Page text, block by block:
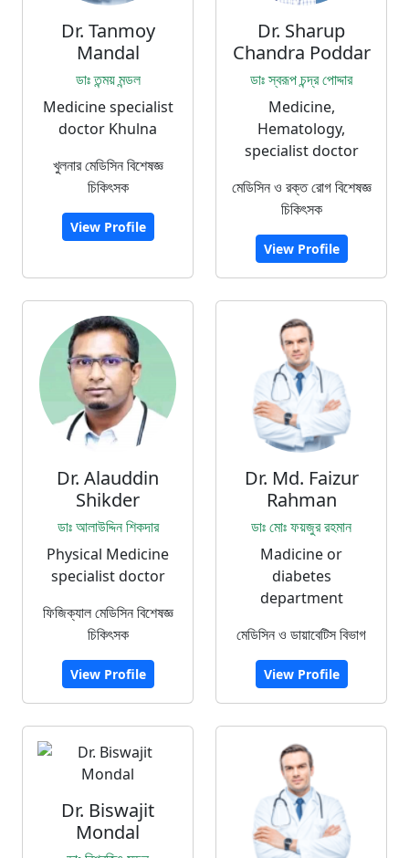
Dr. Tanmoy
Mandal
ডাঃ তন্ময় মন্ডল
Medicine specialist
doctor Khulna
খুলনার মেডিসিন বিশেষজ্ঞ
চিকিৎসক
View Profile
Dr. Sharup
Chandra Poddar
ডাঃ স্বরূপ চন্দ্র পোদ্দার
Medicine,
Hematology,
specialist doctor
মেডিসিন ও রক্ত রোগ বিশেষজ্ঞ
চিকিৎসক
View Profile
Dr. Alauddin
Shikder
ডাঃ আলাউদ্দিন শিকদার
Physical Medicine
specialist doctor
ফিজিক্যাল মেডিসিন বিশেষজ্ঞ
চিকিৎসক
View Profile
Dr. Md. Faizur
Rahman
ডাঃ মোঃ ফয়জুর রহমান
Madicine or
diabetes
department
মেডিসিন ও ডায়াবেটিস বিভাগ
View Profile
Dr. Biswajit
Mondal